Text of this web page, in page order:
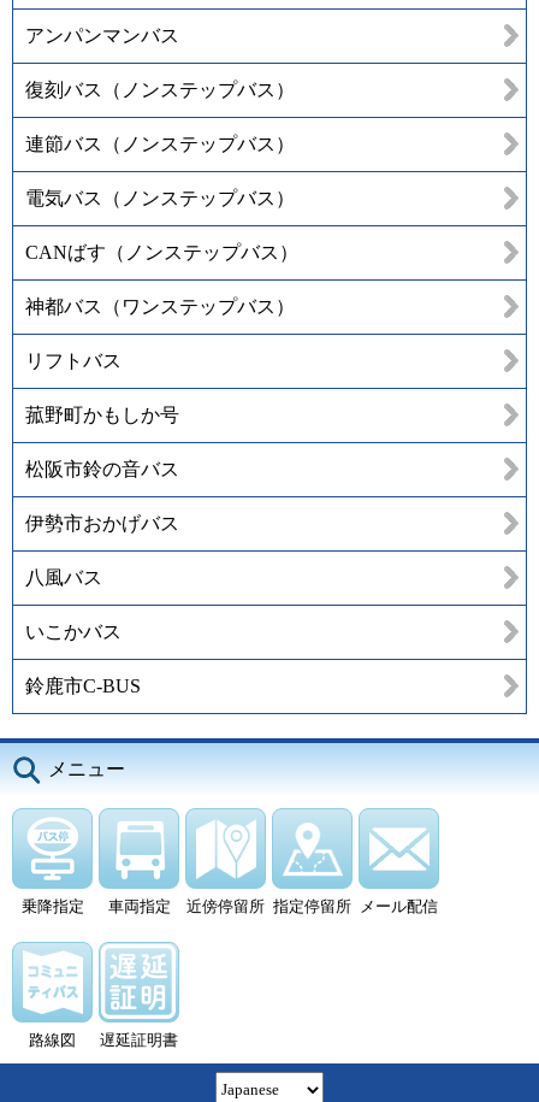
アンパンマンバス
復刻バス（ノンステップバス）
連節バス（ノンステップバス）
電気バス（ノンステップバス）
CANばす（ノンステップバス）
神都バス（ワンステップバス）
リフトバス
菰野町かもしか号
松阪市鈴の音バス
伊勢市おかげバス
八風バス
いこかバス
鈴鹿市C-BUS
メニュー
乗降指定 車両指定 近傍停留所 指定停留所 メール配信
路線図 遅延証明書